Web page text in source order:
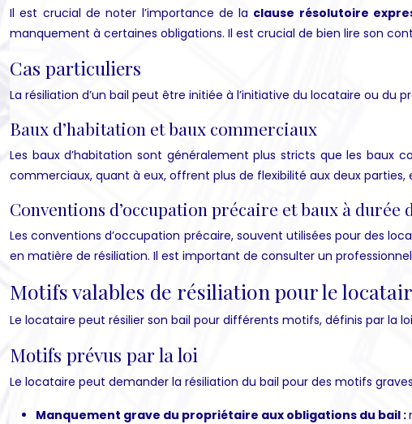
Il est crucial de noter l’importance de la clause résolutoire
manquement à certaines obligations. Il est crucial de bien lire son
Cas particuliers
La résiliation d’un bail peut être initiée à l’initiative du locataire ou du
Baux d’habitation et baux commerciaux
Les baux d’habitation sont généralement plus stricts que les baux
commerciaux, quant à eux, offrent plus de flexibilité aux deux
Conventions d’occupation précaire et baux à durée
Les conventions d’occupation précaire, souvent utilisées pour des
en matière de résiliation. Il est important de consulter un
Motifs valables de résiliation pour le
Le locataire peut résilier son bail pour différents motifs, définis par la
Motifs prévus par la loi
Le locataire peut demander la résiliation du bail pour des motifs
Manquement grave du propriétaire aux obligations du bail :